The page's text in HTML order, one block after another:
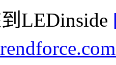
LEDinside